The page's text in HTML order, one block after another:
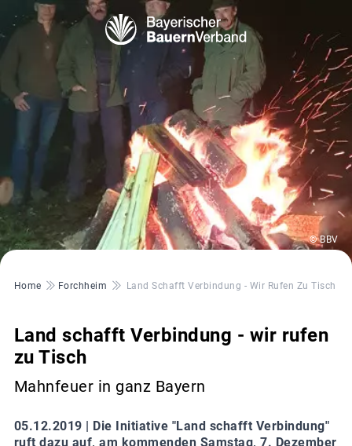
© BBV
Pfadnavigation
Home Forchheim Land Schafft Verbindung - Wir Rufen Zu Tisch
Land schafft Verbindung - wir rufen
zu Tisch
Mahnfeuer in ganz Bayern
05.12.2019 | Die Initiative "Land schafft Verbindung"
ruft dazu auf, am kommenden Samstag, 7. Dezember